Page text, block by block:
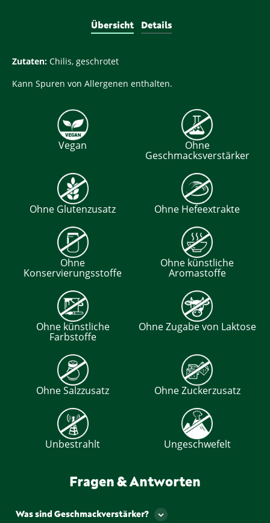
Übersicht Details
Zutaten: Chilis, geschrotet
Kann Spuren von Allergenen enthalten.
Vegan Ohne
Geschmacksverstärker
Ohne Glutenzusatz Ohne Hefeextrakte
Ohne
Konservierungsstoffe
Ohne künstliche
Aromastoffe
Ohne künstliche
Farbstoffe
Ohne Zugabe von Laktose
Ohne Salzzusatz Ohne Zuckerzusatz
Unbestrahlt Ungeschwefelt
Fragen & Antworten
Was sind Geschmackverstärker?